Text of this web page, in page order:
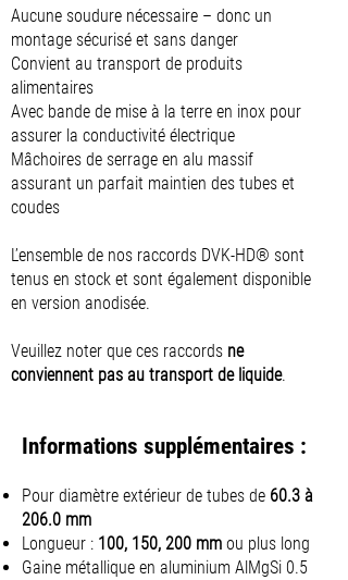
Aucune soudure nécessaire – donc un
montage sécurisé et sans danger
Convient au transport de produits
alimentaires
Avec bande de mise à la terre en inox pour
assurer la conductivité électrique
Mâchoires de serrage en alu massif
assurant un parfait maintien des tubes et
coudes
L’ensemble de nos raccords DVK-HD® sont
tenus en stock et sont également disponible
en version anodisée.
Veuillez noter que ces raccords ne
conviennent pas au transport de liquide.
Informations supplémentaires :
Pour diamètre extérieur de tubes de 60.3 à
206.0 mm
Longueur : 100, 150, 200 mm ou plus long
Gaine métallique en aluminium AlMgSi 0.5